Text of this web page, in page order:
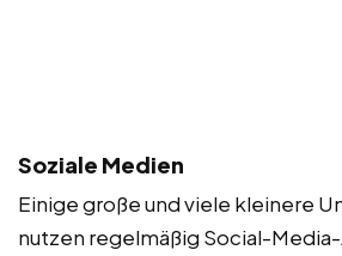
Soziale Medien
Einige große und viele kleinere
nutzen regelmäßig Social-